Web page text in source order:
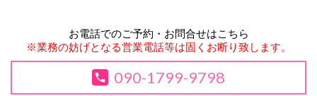
お電話でのご予約・お問合せはこちら
※業務の妨げとなる営業電話等は固くお断り致します。
090-1799-9798